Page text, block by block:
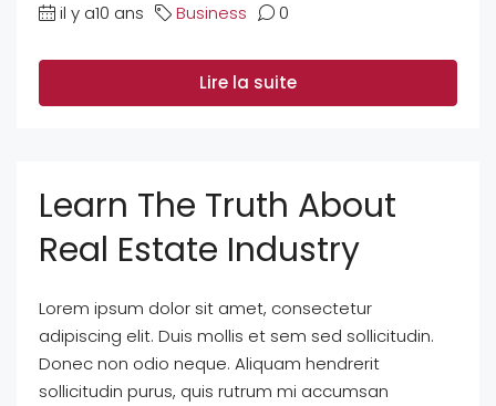
il y a10 ans Business 0
Lire la suite
Learn The Truth About
Real Estate Industry
Lorem ipsum dolor sit amet, consectetur
adipiscing elit. Duis mollis et sem sed sollicitudin.
Donec non odio neque. Aliquam hendrerit
sollicitudin purus, quis rutrum mi accumsan